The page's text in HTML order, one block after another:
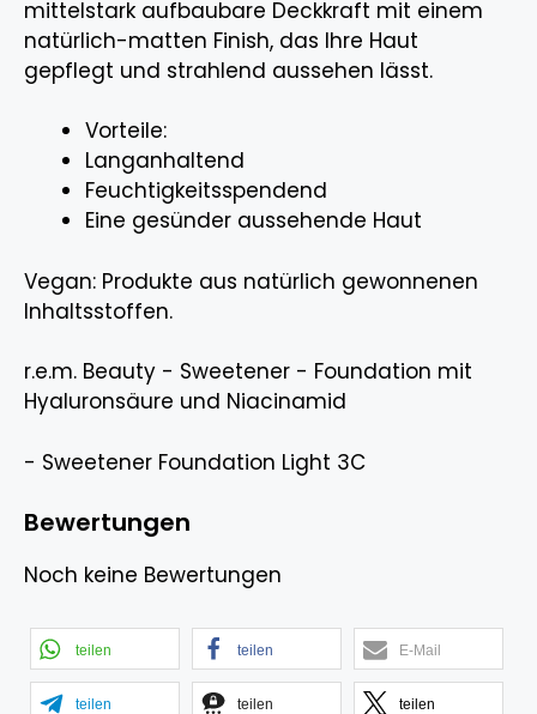
mittelstark aufbaubare Deckkraft mit einem
natürlich-matten Finish, das Ihre Haut
gepflegt und strahlend aussehen lässt.
Vorteile:
Langanhaltend
Feuchtigkeitsspendend
Eine gesünder aussehende Haut
Vegan: Produkte aus natürlich gewonnenen
Inhaltsstoffen.
r.e.m. Beauty - Sweetener - Foundation mit
Hyaluronsäure und Niacinamid
- Sweetener Foundation Light 3C
Bewertungen
Noch keine Bewertungen
teilen teilen E-Mail
teilen teilen teilen